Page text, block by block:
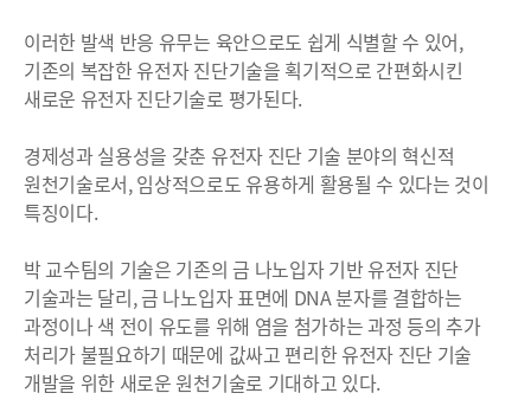
이러한 발색 반응 유무는 육안으로도 쉽게 식별할 수 있어,
기존의 복잡한 유전자 진단기술을 획기적으로 간편화시킨
새로운 유전자 진단기술로 평가된다.
경제성과 실용성을 갖춘 유전자 진단 기술 분야의 혁신적
원천기술로서, 임상적으로도 유용하게 활용될 수 있다는 것이
특징이다.
박 교수팀의 기술은 기존의 금 나노입자 기반 유전자 진단
기술과는 달리, 금 나노입자 표면에 DNA 분자를 결합하는
과정이나 색 전이 유도를 위해 염을 첨가하는 과정 등의 추가
처리가 불필요하기 때문에 값싸고 편리한 유전자 진단 기술
개발을 위한 새로운 원천기술로 기대하고 있다.